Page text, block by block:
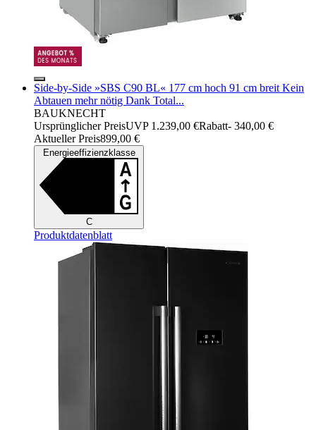
Side-by-Side »SBS C90 BL« 177 cm hoch 91 cm breit Kein
Abtauen mehr nötig Dank Total...
BAUKNECHT
Ursprünglicher PreisUVP 1.239,00 €Rabatt- 340,00 €
Aktueller Preis899,00 €
Energieeffizienzklasse
C
Produktdatenblatt